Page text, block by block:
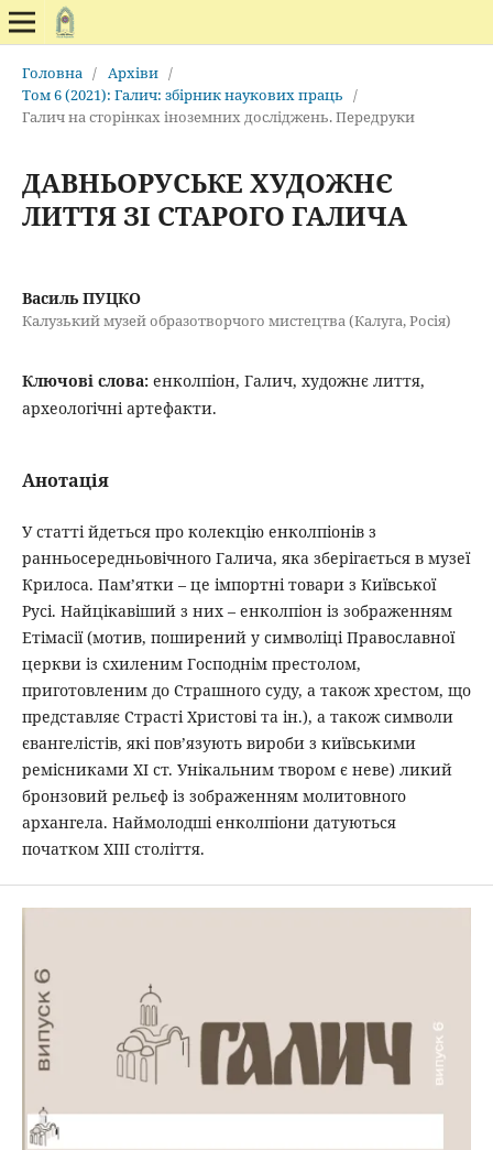
Головна / Архіви /
Том 6 (2021): Галич: збірник наукових праць /
Галич на сторінках іноземних досліджень. Передруки
ДАВНЬОРУСЬКЕ ХУДОЖНЄ
ЛИТТЯ ЗІ СТАРОГО ГАЛИЧА
Василь ПУЦКО
Калузький музей образотворчого мистецтва (Калуга, Росія)
Ключові слова: енколпіон, Галич, художнє лиття,
археологічні артефакти.
Анотація
У статті йдеться про колекцію енколпіонів з
ранньосередньовічного Галича, яка зберігається в музеї
Крилоса. Пам’ятки – це імпортні товари з Київської
Русі. Найцікавіший з них – енколпіон із зображенням
Етімасії (мотив, поширений у символіці Православної
церкви із схиленим Господнім престолом,
приготовленим до Страшного суду, а також хрестом, що
представляє Страсті Христові та ін.), а також символи
євангелістів, які пов’язують вироби з київськими
ремісниками XI ст. Унікальним твором є неве) ликий
бронзовий рельєф із зображенням молитовного
архангела. Наймолодші енколпіони датуються
початком ХІІІ століття.